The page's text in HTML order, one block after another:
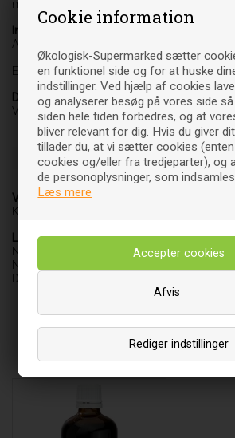
Cookie information
Økologisk-Supermarked sætter
en funktionel side og for at huske
indstillinger. Ved hjælp af cookies
og analyserer besøg på vores side
siden hele tiden forbedres, og at
bliver relevant for dig. Hvis du giver
tillader du, at vi sætter cookies
cookies og/eller fra tredjeparter), og
de personoplysninger, som
Læs mere
Rediger indstillinger
Afvis
med læge eller sundhedsplejerske anvendes
Ingredienser
Alkoholudtræk af prikbladet perikon
Er der angivet en * ved en ingrediens, er den
Daglig dosis
Voksne: 20 dråber 1-2 gange dagligt.
Indhold 20-40 dråber
Prikbladet perikon (g)
1-2
Varebetegnelse
Kosttilskud
Leverandør
Natur-Drogeriet A/S
Nydamsvej 13-15
DK-8362 Hørning
Relaterede